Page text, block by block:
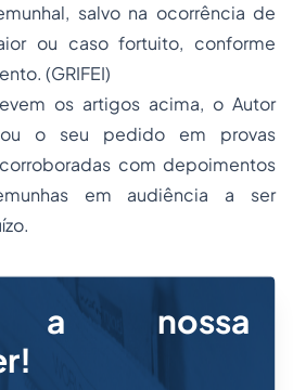
salvo na ocorrência de
ou caso fortuito, conforme
(GRIFEI)
os artigos acima, o Autor
o seu pedido em provas
com depoimentos
em audiência a ser
a nossa